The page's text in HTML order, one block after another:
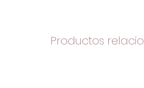
Productos